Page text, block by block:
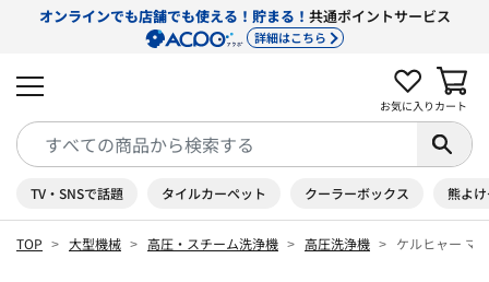
オンラインでも店舗でも使える！貯まる！ 共通ポイントサービス
詳細はこちら
お気に入り カート
TV・SNSで話題 タイルカーペット クーラーボックス 熊よ
TOP 大型機械 高圧・スチーム洗浄機 高圧洗浄機 ケルヒャー マ